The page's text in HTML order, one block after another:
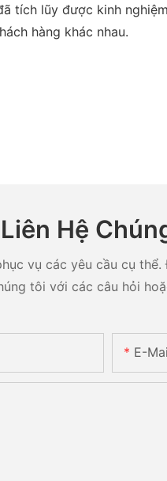
tích lũy được kinh
hàng khác nhau.
Liên Hệ
vụ các yêu cầu cụ
tôi với các câu hỏi
E-